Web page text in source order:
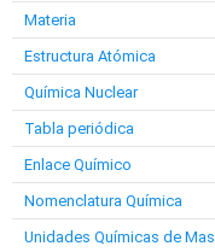
Materia
Estructura Atómica
Química Nuclear
Tabla periódica
Enlace Químico
Nomenclatura Química
Unidades Químicas de